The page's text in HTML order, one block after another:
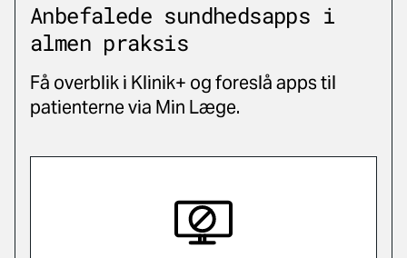
Anbefalede sundhedsapps i
almen praksis
Få overblik i Klinik+ og foreslå apps til
patienterne via Min Læge.